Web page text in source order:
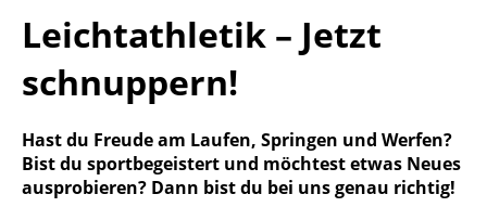
Leichtathletik – Jetzt
schnuppern!
Hast du Freude am Laufen, Springen und Werfen?
Bist du sportbegeistert und möchtest etwas Neues
ausprobieren? Dann bist du bei uns genau richtig!